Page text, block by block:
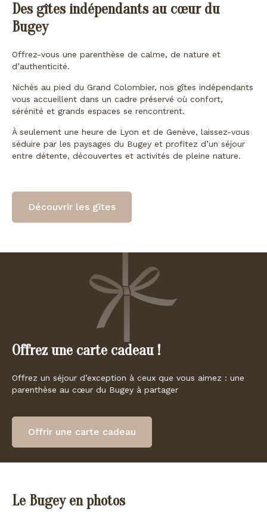
Des gîtes indépendants au cœur du
Bugey
Offrez-vous une parenthèse de calme, de nature et
d’authenticité.
Nichés au pied du Grand Colombier, nos gîtes indépendants
vous accueillent dans un cadre préservé où confort,
sérénité et grands espaces se rencontrent.
À seulement une heure de Lyon et de Genève, laissez-vous
séduire par les paysages du Bugey et profitez d’un séjour
entre détente, découvertes et activités de pleine nature.
Découvrir les gîtes
Offrez une carte cadeau !
Offrez un séjour d’exception à ceux que vous aimez : une
parenthèse au cœur du Bugey à partager
Offrir une carte cadeau
Le Bugey en photos